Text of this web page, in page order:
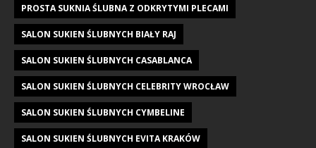
PROSTA SUKNIA ŚLUBNA Z ODKRYTYMI PLECAMI
SALON SUKIEN ŚLUBNYCH BIAŁY RAJ
SALON SUKIEN ŚLUBNYCH CASABLANCA
SALON SUKIEN ŚLUBNYCH CELEBRITY WROCŁAW
SALON SUKIEN ŚLUBNYCH CYMBELINE
SALON SUKIEN ŚLUBNYCH EVITA KRAKÓW